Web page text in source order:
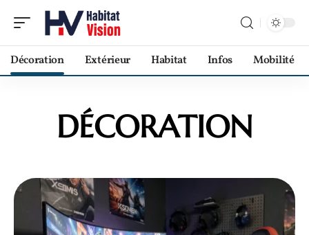
Décoration Extérieur Habitat Infos Mobilité
DÉCORATION